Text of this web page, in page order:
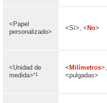
<Papel
personalizado>
<Sí>, < No>
<Unidad de
medida>*1
< Milímetros>,
<pulgadas>